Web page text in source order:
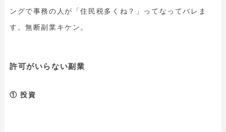
ングで事務の人が「住民税多くね？」ってなってバレま
す。無断副業キケン。
許可がいらない副業
① 投資